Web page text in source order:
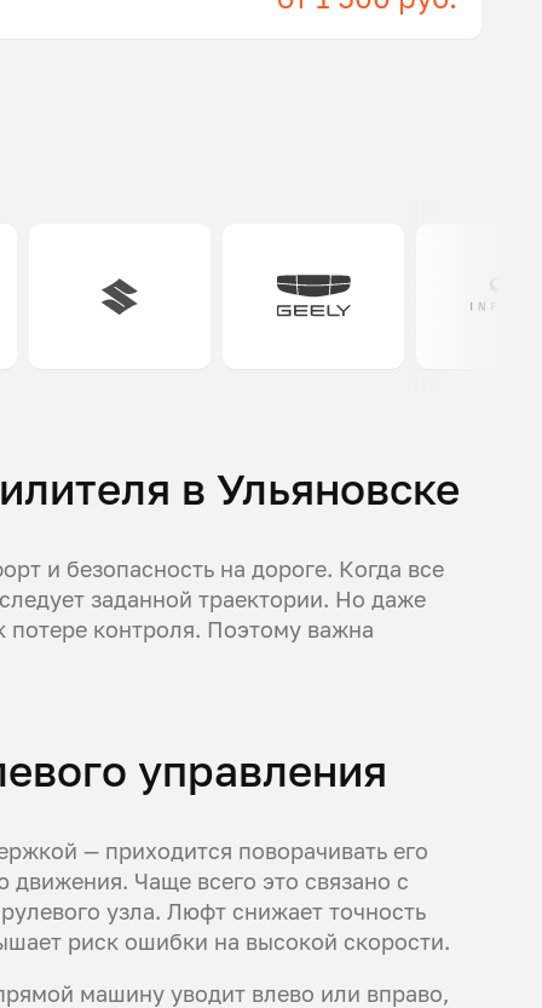
в Ульяновске
и безопасность на дороге. Когда все
заданной траектории. Но даже
потере контроля. Поэтому важна
управления
— приходится поворачивать его
Чаще всего это связано с
узла. Люфт снижает точность
риск ошибки на высокой скорости.
машину уводит влево или вправо,